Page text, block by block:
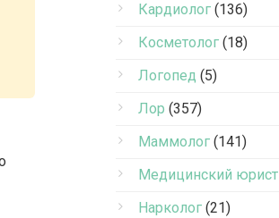
Кардиолог (136)
Косметолог (18)
Логопед (5)
Лор (357)
Маммолог (141)
Медицинский юрист
Нарколог (21)